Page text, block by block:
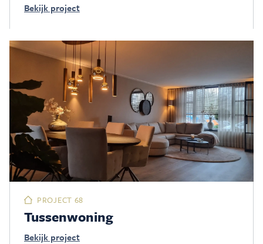
Bekijk project
PROJECT 68
Tussenwoning
Bekijk project